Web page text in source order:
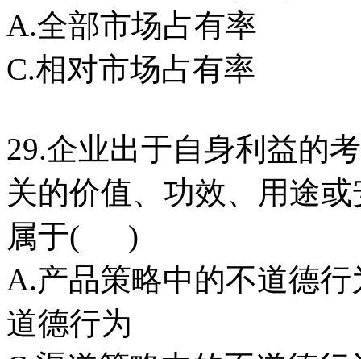
A.全部市场占有率
C.相对市场占有率
29.企业出于自身利益的
关的价值、功效、用途
属于( )
A.产品策略中的不道
道德行为